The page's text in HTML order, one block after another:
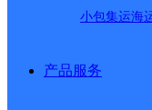
小包集运海
产品服务
百世快
合肥华